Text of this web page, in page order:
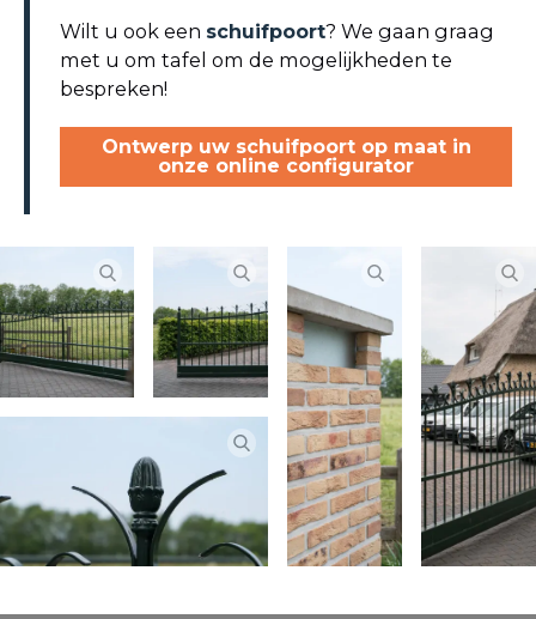
Wilt u ook een schuifpoort? We gaan graag
met u om tafel om de mogelijkheden te
bespreken!
Ontwerp uw schuifpoort op maat in
onze online configurator